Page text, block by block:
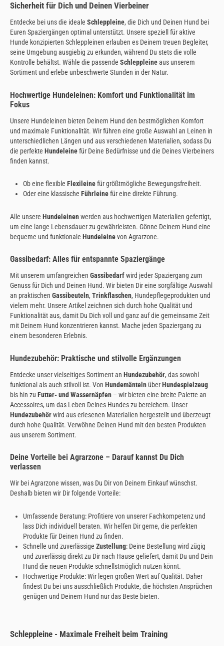
Sicherheit für Dich und Deinen Vierbeiner
Entdecke bei uns die ideale Schleppleine, die Dich und Deinen Hund bei
Euren Spaziergängen optimal unterstützt. Unsere speziell für aktive
Hunde konzipierten Schleppleinen erlauben es Deinem treuen Begleiter,
seine Umgebung ausgiebig zu erkunden, während Du stets die volle
Kontrolle behältst. Wähle die passende Schleppleineaus unserem
Sortiment und erlebe unbeschwerte Stunden in der Natur.
Hochwertige Hundeleinen: Komfort und Funktionalität im
Fokus
Unsere Hundeleinen bieten Deinem Hund den bestmöglichen Komfort
und maximale Funktionalität. Wir führen eine große Auswahl an Leinen in
unterschiedlichen Längen und aus verschiedenen Materialien, sodass Du
die perfekte Hundeleinefür Deine Bedürfnisse und die Deines Vierbeiners
finden kannst.
Ob eine flexible Flexileinefür größtmögliche Bewegungsfreiheit.
Oder eine klassische Führleinefür eine direkte Führung.
Alle unsere Hundeleinenwerden aus hochwertigen Materialien gefertigt,
um eine lange Lebensdauer zu gewährleisten. Gönne Deinem Hund eine
bequeme und funktionale Hundeleinevon Agrarzone.
Gassibedarf: Alles für entspannte Spaziergänge
Mit unserem umfangreichen Gassibedarfwird jeder Spaziergang zum
Genuss für Dich und Deinen Hund. Wir bieten Dir eine sorgfältige Auswahl
an praktischen Gassibeuteln, Trinkflaschen, Hundepflegeprodukten und
vielem mehr. Unsere Artikel zeichnen sich durch hohe Qualität und
Funktionalität aus, damit Du Dich voll und ganz auf die gemeinsame Zeit
mit Deinem Hund konzentrieren kannst. Mache jeden Spaziergang zu
einem besonderen Erlebnis.
Hundezubehör: Praktische und stilvolle Ergänzungen
Entdecke unser vielseitiges Sortiment an Hundezubehör, das sowohl
funktional als auch stilvoll ist. Von Hundemänteln überHundespielzeug
bis hin zu Futter- und Wassernäpfen – wir bieten eine breite Palette an
Accessoires, um das Leben Deines Hundes zu bereichern. Unser
Hundezubehörwird aus erlesenen Materialien hergestellt und überzeugt
durch hohe Qualität. Verwöhne Deinen Hund mit den besten Produkten
aus unserem Sortiment.
Deine Vorteile bei Agrarzone – Darauf kannst Du Dich
verlassen
Wir bei Agrarzone wissen, was Du Dir von Deinem Einkauf wünschst.
Deshalb bieten wir Dir folgende Vorteile:
Umfassende Beratung: Profitiere von unserer Fachkompetenz und
lass Dich individuell beraten. Wir helfen Dir gerne, die perfekten
Produkte für Deinen Hund zu finden.
Schnelle und zuverlässige Zustellung: Deine Bestellung wird zügig
und zuverlässig direkt zu Dir nach Hause geliefert, damit Du und Dein
Hund die neuen Produkte schnellstmöglich nutzen könnt.
Hochwertige Produkte: Wir legen großen Wert auf Qualität. Daher
findest Du bei uns ausschließlich Produkte, die höchsten Ansprüchen
genügen und Deinem Hund nur das Beste bieten.
Schleppleine - Maximale Freiheit beim Training